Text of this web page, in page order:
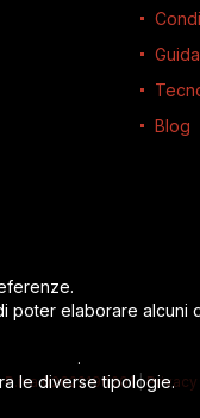
Blog
P.iva 02622190201|
poter elaborare alcuni
.
le diverse tipologie.